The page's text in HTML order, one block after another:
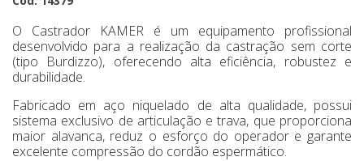
O Castrador KAMER é um equipamento profissional
desenvolvido para a realização da castração sem corte
(tipo Burdizzo), oferecendo alta eficiência, robustez e
durabilidade.
Fabricado em aço niquelado de alta qualidade, possui
sistema exclusivo de articulação e trava, que proporciona
maior alavanca, reduz o esforço do operador e garante
excelente compressão do cordão espermático.